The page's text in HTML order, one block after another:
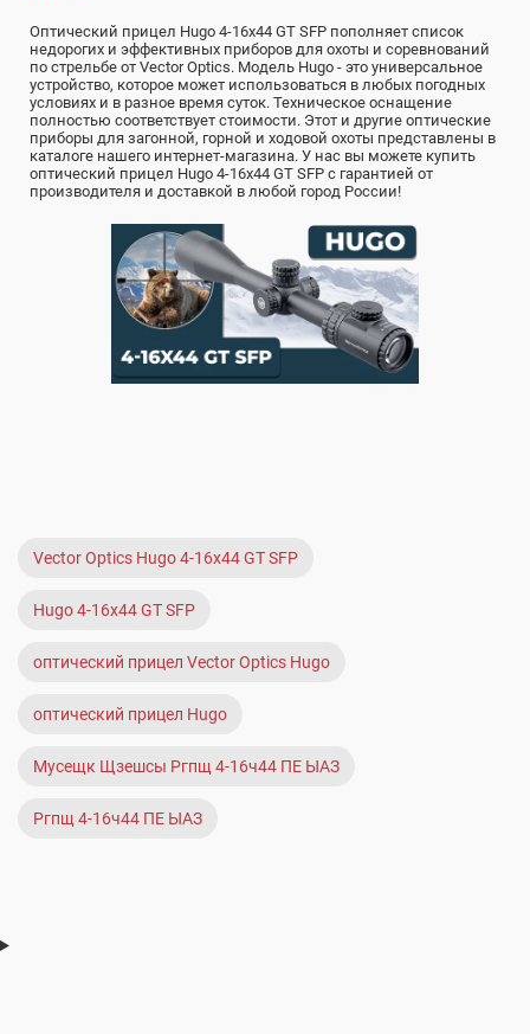
Оптический прицел Hugo 4-16x44 GT SFP пополняет список
недорогих и эффективных приборов для охоты и соревнований
по стрельбе от Vector Optics. Модель Hugo - это универсальное
устройство, которое может использоваться в любых погодных
условиях и в разное время суток. Техническое оснащение
полностью соответствует стоимости. Этот и другие оптические
приборы для загонной, горной и ходовой охоты представлены в
каталоге нашего интернет-магазина. У нас вы можете купить
оптический прицел Hugo 4-16x44 GT SFP с гарантией от
производителя и доставкой в любой город России!
Vector Optics Hugo 4-16x44 GT SFP
Hugo 4-16x44 GT SFP
оптический прицел Vector Optics Hugo
оптический прицел Hugo
Мусещк Щзешсы Ргпщ 4-16ч44 ПЕ ЫАЗ
Ргпщ 4-16ч44 ПЕ ЫАЗ